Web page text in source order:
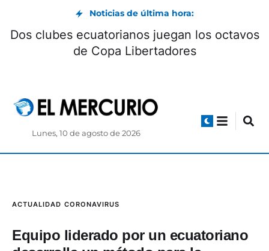
Noticias de última hora:
y Burns dominan el downhill en Turi
desarrolla un método para la